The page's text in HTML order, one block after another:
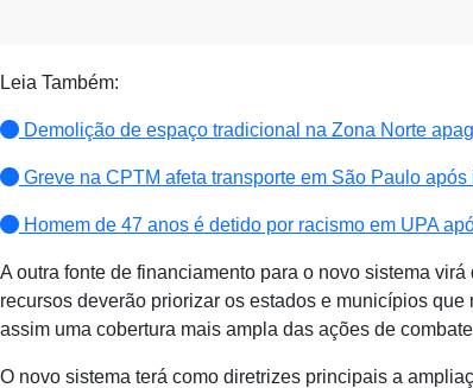
Leia Também:
Demolição de espaço tradicional na Zona Norte
Greve na CPTM afeta transporte em São Paulo
Homem de 47 anos é detido por racismo em UPA
A outra fonte de financiamento para o novo sistema
recursos deverão priorizar os estados e municípios
assim uma cobertura mais ampla das ações de
O novo sistema terá como diretrizes principais a